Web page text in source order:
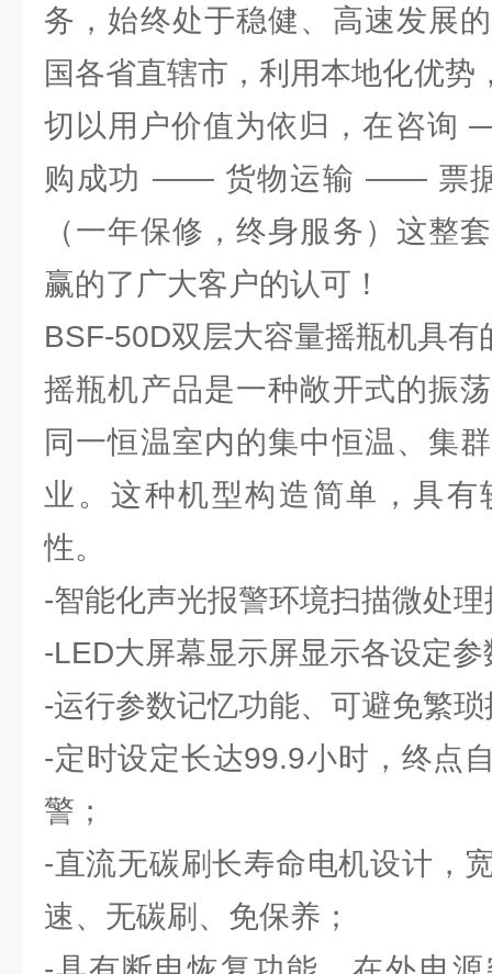
务，始终处于稳健、高速发展
国各省直辖市，利用本地化优势
切以用户价值为依归，在咨
购成功 —— 货物运输 —— 票
（一年保修，终身服务）这整
赢的了广大客户的认可！
BSF-50D双层大容量摇瓶机具有
摇瓶机产品是一种敞开式的振
同一恒温室内的集中恒温、集
业。这种机型构造简单，具
性。
-智能化声光报警环境扫描微处
-LED大屏幕显示屏显示各设定
-运行参数记忆功能、可避免繁
-定时设定长达99.9小时，终点
警；
-直流无碳刷长寿命电机设计，
速、无碳刷、免保养；